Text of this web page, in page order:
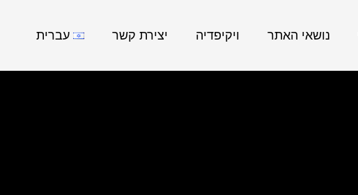
נושאי האתר ויקיפדיה יצירת קשר עברית